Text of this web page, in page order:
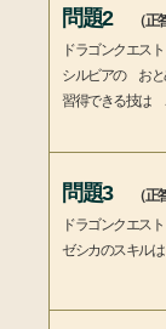
問題2
（
ドラゴンクエス
シルビアの おと
習得できる技は
問題3
（
ドラゴンクエス
ゼシカのスキル